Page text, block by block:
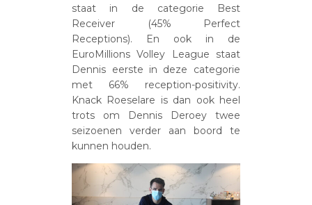
staat in de categorie Best
Receiver (45% Perfect
Receptions). En ook in de
EuroMillions Volley League staat
Dennis eerste in deze categorie
met 66% reception-positivity.
Knack Roeselare is dan ook heel
trots om Dennis Deroey twee
seizoenen verder aan boord te
kunnen houden.